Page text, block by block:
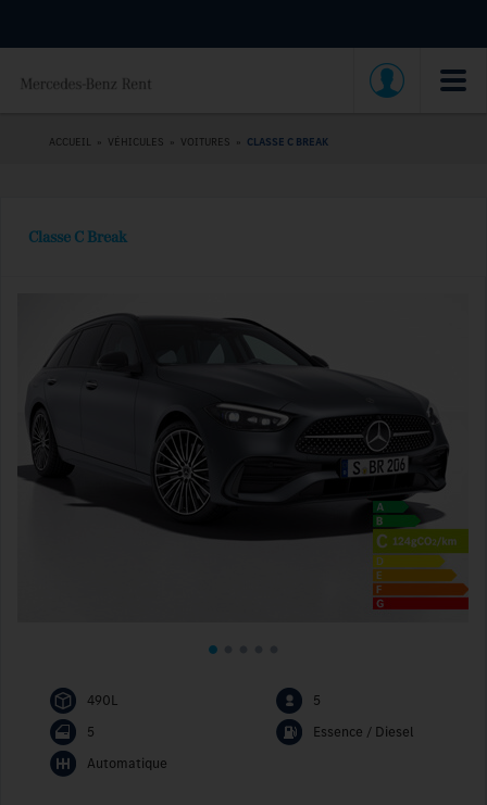
ACCUEIL » VÉHICULES » VOITURES » CLASSE C BREAK
Classe C Break
490L
5
5
Essence / Diesel
Automatique